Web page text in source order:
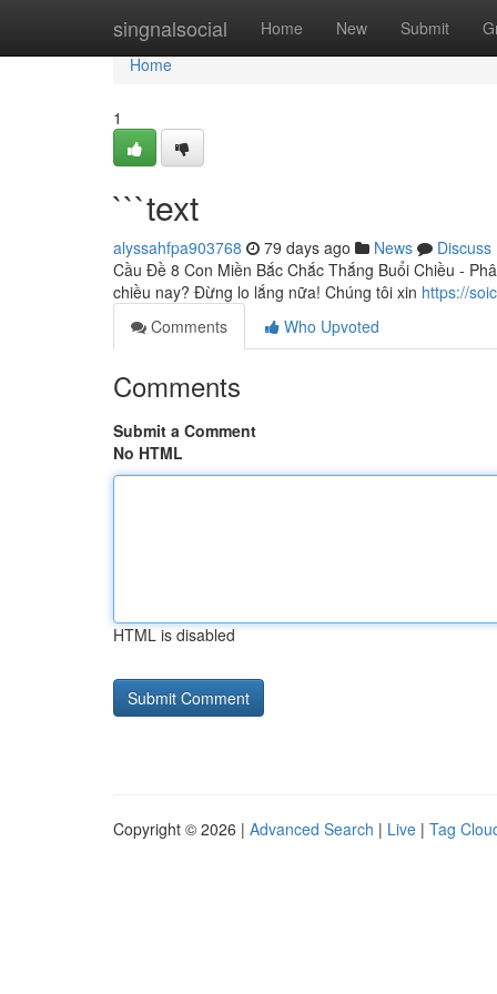
singnalsocial Home New Submit
Home
Home
1
```text
alyssahfpa903768 79 days ago News
Discuss
Cầu Đề 8 Con Miền Bắc Chắc Thắng Buổi Chiều -
chiều nay? Đừng lo lắng nữa! Chúng tôi xin https://
Comments
Who Upvoted
Comments
Submit a Comment
No HTML
HTML is disabled
Copyright © 2026 | Advanced Search | Live | Tag